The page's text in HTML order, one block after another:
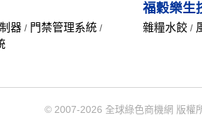
器 / 門禁管理系統 /
福穀樂生
雜糧水餃 /
© 2007-2026 全球綠色商機網 版權